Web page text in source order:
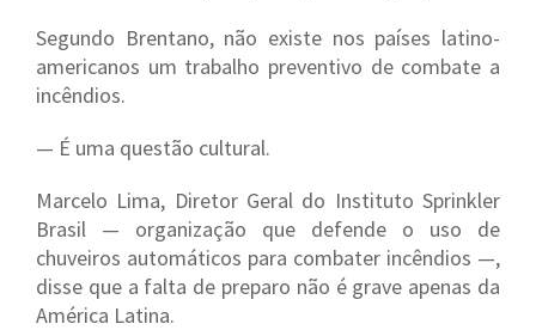
Segundo Brentano, não existe nos países latino-
americanos um trabalho preventivo de combate a
incêndios.
— É uma questão cultural.
Marcelo Lima, Diretor Geral do Instituto Sprinkler
Brasil — organização que defende o uso de
chuveiros automáticos para combater incêndios —,
disse que a falta de preparo não é grave apenas da
América Latina.